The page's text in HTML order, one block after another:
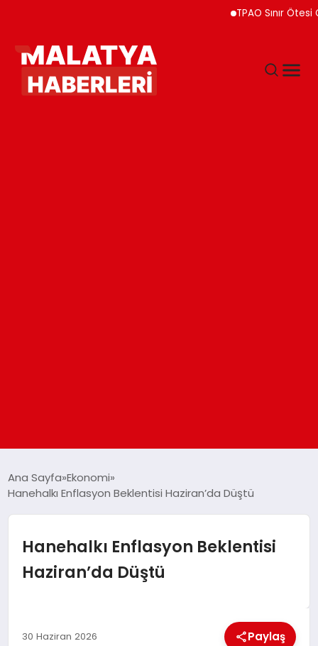
TPAO Sınır Ötesi
DÜNYA
EKONOMI
Ana Sayfa Ekonomi
Hanehalkı Enflasyon Beklentisi Haziran’da Düştü
Hanehalkı Enflasyon Beklentisi
Haziran’da Düştü
30 Haziran 2026 Paylaş